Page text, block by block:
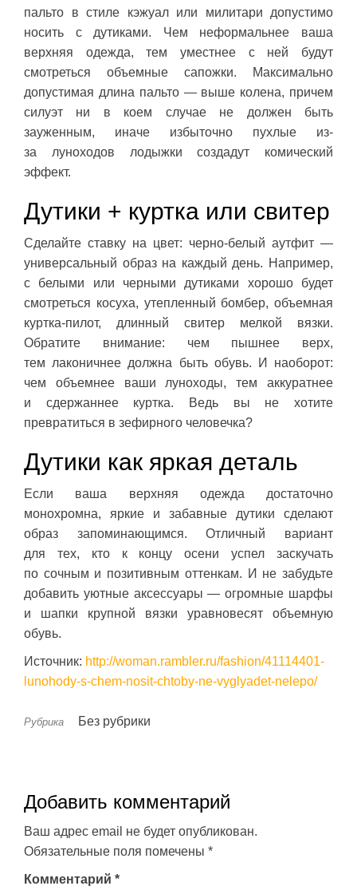
пальто в стиле кэжуал или милитари допустимо
носить с дутиками. Чем неформальнее ваша
верхняя одежда, тем уместнее с ней будут
смотреться объемные сапожки. Максимально
допустимая длина пальто — выше колена, причем
силуэт ни в коем случае не должен быть
зауженным, иначе избыточно пухлые из-
за луноходов лодыжки создадут комический
эффект.
Дутики + куртка или свитер
Сделайте ставку на цвет: черно-белый аутфит —
универсальный образ на каждый день. Например,
с белыми или черными дутиками хорошо будет
смотреться косуха, утепленный бомбер, объемная
куртка-пилот, длинный свитер мелкой вязки.
Обратите внимание: чем пышнее верх,
тем лаконичнее должна быть обувь. И наоборот:
чем объемнее ваши луноходы, тем аккуратнее
и сдержаннее куртка. Ведь вы не хотите
превратиться в зефирного человечка?
Дутики как яркая деталь
Если ваша верхняя одежда достаточно
монохромна, яркие и забавные дутики сделают
образ запоминающимся. Отличный вариант
для тех, кто к концу осени успел заскучать
по сочным и позитивным оттенкам. И не забудьте
добавить уютные аксессуары — огромные шарфы
и шапки крупной вязки уравновесят объемную
обувь.
Источник: http://woman.rambler.ru/fashion/41114401-
lunohody-s-chem-nosit-chtoby-ne-vyglyadet-nelepo/
Рубрика Без рубрики
Добавить комментарий
Ваш адрес email не будет опубликован.
Обязательные поля помечены *
Комментарий *